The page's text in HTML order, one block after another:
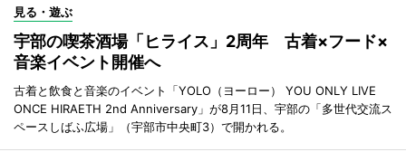
見る・遊ぶ
宇部の喫茶酒場「ヒライス」2周年 古着×フード×
音楽イベント開催へ
古着と飲食と音楽のイベント「YOLO（ヨーロー） YOU ONLY LIVE
ONCE HIRAETH 2nd Anniversary」が8月11日、宇部の「多世代交流ス
ペースしばふ広場」（宇部市中央町3）で開かれる。